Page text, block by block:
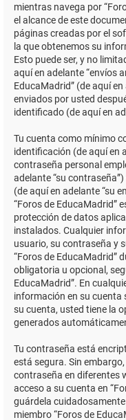
mientras navega por
el alcance de este
páginas creadas por el
la que obtenemos su
Esto puede ser, y no
aquí en adelante “envíos
EducaMadrid” (de aquí
enviados por usted
identificado (de aquí en
Tu cuenta como mínimo
identificación (de aquí en
contraseña personal
adelante “su
(de aquí en adelante “su
“Foros de EducaMadrid”
protección de datos
instalados. Cualquier
usuario, su contraseña y
“Foros de EducaMadrid”
obligatoria u opcional,
EducaMadrid”. En
información en su cuenta
su cuenta, usted tiene la
generados
Tu contraseña está
está segura. Sin
contraseña en diferentes
acceso a su cuenta en
guárdela
miembro “Foros de